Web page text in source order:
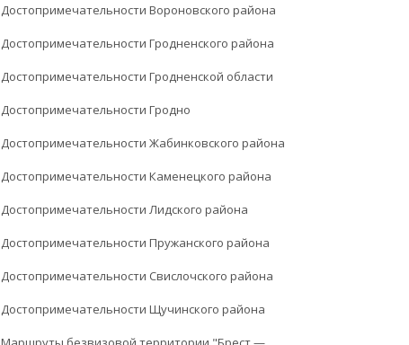
Достопримечательности Вороновского района
Достопримечательности Гродненского района
Достопримечательности Гродненской области
Достопримечательности Гродно
Достопримечательности Жабинковского района
Достопримечательности Каменецкого района
Достопримечательности Лидского района
Достопримечательности Пружанского района
Достопримечательности Свислочского района
Достопримечательности Щучинского района